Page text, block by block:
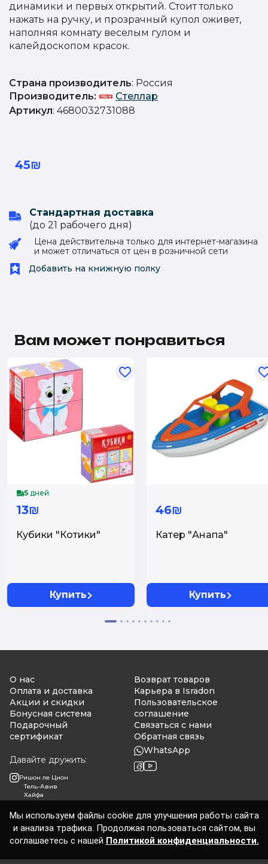
динамики и первых открытий. Стоит только
нажать на ручку, и прозрачный купол оживет,
наполняя комнату веселым гулом и
калейдоскопом красок.
Страна производитель: Россия
Производитель:
Стеллар
Артикул: 4680032731088
45₪
Стандартная доставка
(до 21 рабочего дня)
Цена действительна только для интернет-магазина
и может отличаться от цен в розничной сети
Добавить на книжную полку
Вам может понравиться
5 дней
13₪
Кубики "Котики"
Купить
46₪
Катер "Анапа"
Купить
О нас
Оплата и доставка
Акции и скидки
Бонусная система
Подарочный
сертификат
Давайте дружить:
Ришон ле Цион
Тель-Авив
Хайфа
Возврат товаров
Карьера в Isradon
Пользовательское
соглашение
Связаться с нами
Обратная связь
WhatsApp
Isradon 2026
Мы используем файлы cookie для улучшения работы сайта
и анализа трафика. Продолжая пользоваться сайтом, вы
соглашаетесь с нашей Политикой конфиденциальности.